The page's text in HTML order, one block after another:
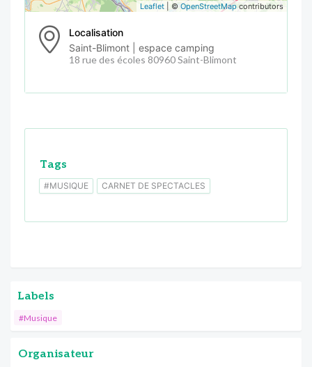
Leaflet | © OpenStreetMapcontributors
Localisation
Saint-Blimont | espace camping
18 rue des écoles 80960 Saint-Blimont
Tags
#MUSIQUE CARNET DE SPECTACLES
Labels
#Musique
Organisateur